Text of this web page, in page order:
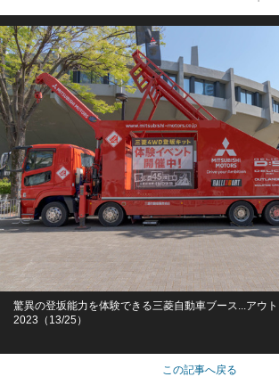
驚異の登坂能力を体験できる三菱自動車ブース...アウ
2023（13/25）
この記事へ戻る